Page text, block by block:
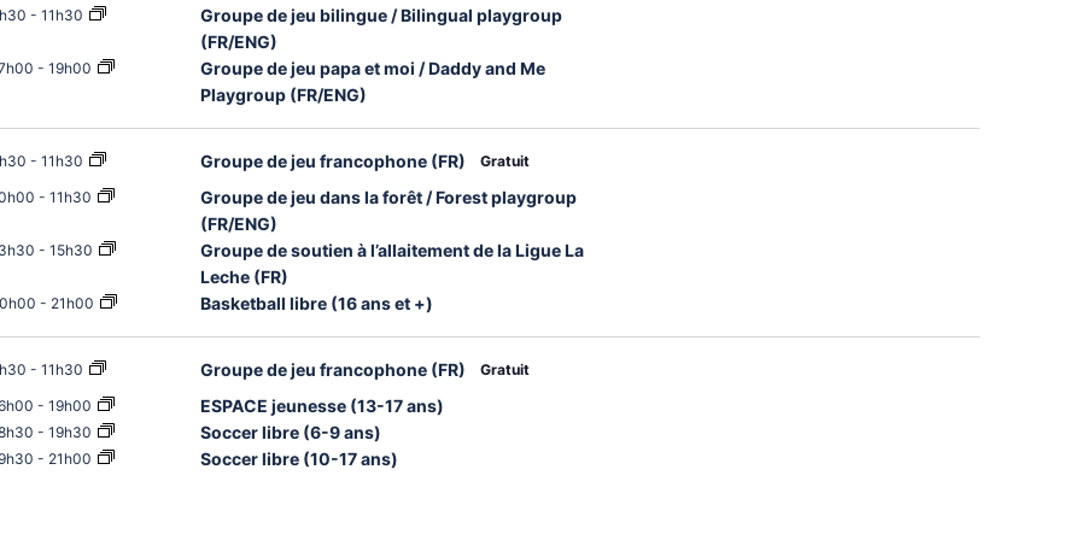
- 11h30
Groupe de jeu bilingue / Bilingual playgroup
(FR/ENG)
- 19h00
Groupe de jeu papa et moi / Daddy and Me
Playgroup (FR/ENG)
- 11h30 Groupe de jeu francophone (FR)
Gratuit
- 11h30
Groupe de jeu dans la forêt / Forest playgroup
(FR/ENG)
- 15h30
Groupe de soutien à l’allaitement de la Ligue La
Leche (FR)
- 21h00 Basketball libre (16 ans et +)
- 11h30 Groupe de jeu francophone (FR)
Gratuit
- 19h00 ESPACE jeunesse (13-17 ans)
- 19h30 Soccer libre (6-9 ans)
- 21h00 Soccer libre (10-17 ans)